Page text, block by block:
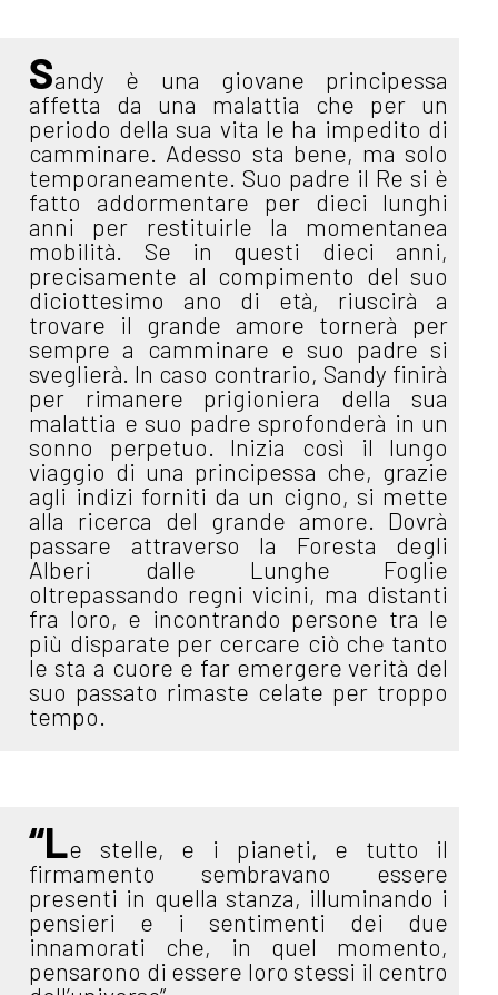
Sandy è una giovane principessa
affetta da una malattia che per un
periodo della sua vita le ha impedito di
camminare. Adesso sta bene, ma solo
temporaneamente. Suo padre il Re si è
fatto addormentare per dieci lunghi
anni per restituirle la momentanea
mobilità. Se in questi dieci anni,
precisamente al compimento del suo
diciottesimo ano di età, riuscirà a
trovare il grande amore tornerà per
sempre a camminare e suo padre si
sveglierà. In caso contrario, Sandy finirà
per rimanere prigioniera della sua
malattia e suo padre sprofonderà in un
sonno perpetuo. Inizia così il lungo
viaggio di una principessa che, grazie
agli indizi forniti da un cigno, si mette
alla ricerca del grande amore. Dovrà
passare attraverso la Foresta degli
Alberi dalle Lunghe Foglie
oltrepassando regni vicini, ma distanti
fra loro, e incontrando persone tra le
più disparate per cercare ciò che tanto
le sta a cuore e far emergere verità del
suo passato rimaste celate per troppo
tempo.
“Le stelle, e i pianeti, e tutto il
firmamento sembravano essere
presenti in quella stanza, illuminando i
pensieri e i sentimenti dei due
innamorati che, in quel momento,
pensarono di essere loro stessi il centro